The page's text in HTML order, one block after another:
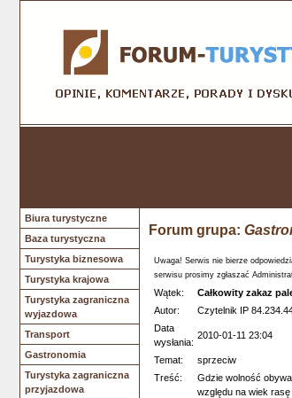
Biura turystyczne
Baza turystyczna
Turystyka biznesowa
Turystyka krajowa
Turystyka zagraniczna
wyjazdowa
Transport
Gastronomia
Turystyka zagraniczna
przyjazdowa
Forum grupa:
Uwaga! Serwis nie bierze
serwisu prosimy zgłaszać
Wątek:
Całkowity zakaz
Autor:
Czytelnik IP
Data
wysłania:
2010-01-11 23:04
Temat:
sprzeciw
Treść:
Gdzie wolność
względu na wiek